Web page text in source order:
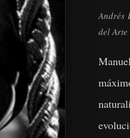
Andrés
del